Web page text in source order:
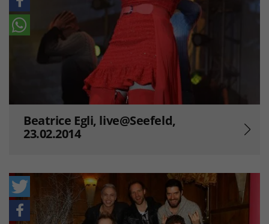
Beatrice Egli, live@Seefeld,
23.02.2014